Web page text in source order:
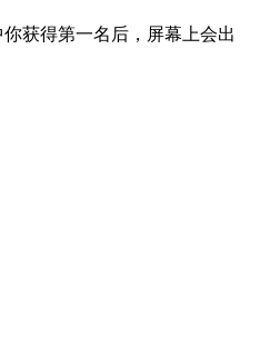
获得第一名后，屏幕上会出